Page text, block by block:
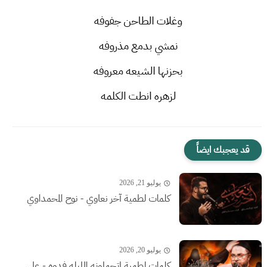
وغلات الطاحن جفوفه
نمشي بدمع مذروفه
بحزنها الشيعه معروفه
لزهره انطت الكلمه
قد يعجبك ايضاً
يوليو 21, 2026
كلمات لطمية آخر نعاوي - نوح المحمداوي
يوليو 20, 2026